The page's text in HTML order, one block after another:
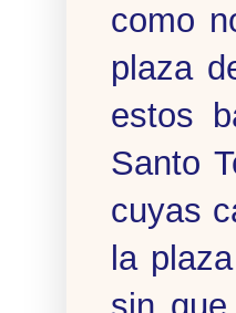
como
plaza
estos
Santo
cuyas
la